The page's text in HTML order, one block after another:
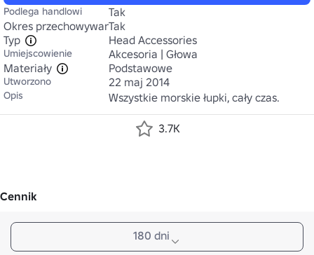
Podlega handlowi
Tak
Okres przechowywania
Tak
Typ
Head Accessories
Umiejscowienie
Akcesoria | Głowa
Materiały
Podstawowe
Utworzono 22 maj 2014
Opis Wszystkie morskie łupki, cały czas.
3.7K
Cennik
180 dni